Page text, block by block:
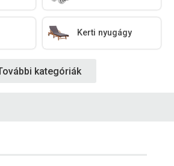
Kerti nyugágy
kategóriák